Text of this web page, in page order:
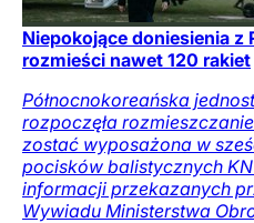
Niepokojące doniesienia z
rozmieści nawet 120 rakiet
Północnokoreańska
rozpoczęła
zostać wyposażona w
pocisków balistycznych
informacji przekazanych
Wywiadu Ministerstwa